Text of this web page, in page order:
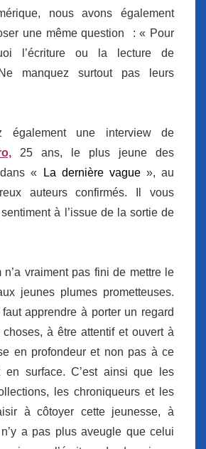
nous avons également
une même question : « Pour
l’écriture ou la lecture de
manquez surtout pas leurs
également une interview de
25 ans, le plus jeune des
«
La dernière vague », au
auteurs confirmés. Il vous
à l’issue de la sortie de
n’a vraiment pas fini de mettre le
jeunes plumes prometteuses.
apprendre à porter un regard
à être attentif et ouvert à
en profondeur et non pas à ce
en surface. C’est ainsi que les
les chroniqueurs et les
à côtoyer cette jeunesse, à
n’y a pas plus aveugle que celui